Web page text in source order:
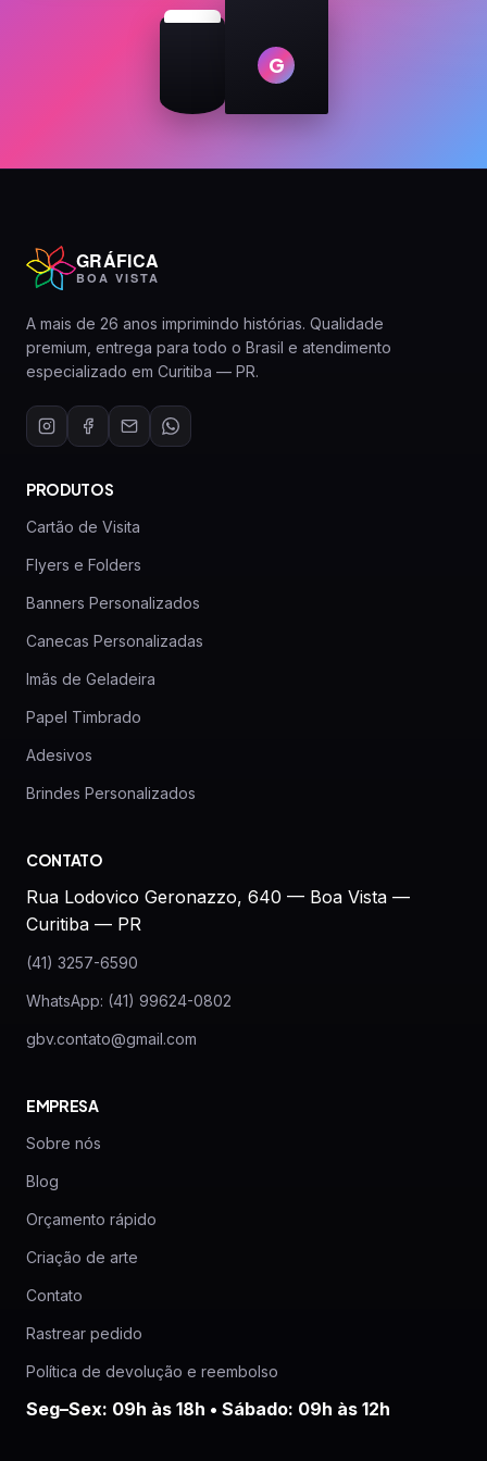
G
GRÁFICA
BOA VISTA
A mais de 26 anos imprimindo histórias. Qualidade
premium, entrega para todo o Brasil e atendimento
especializado em Curitiba — PR.
PRODUTOS
Cartão de Visita
Flyers e Folders
Banners Personalizados
Canecas Personalizadas
Imãs de Geladeira
Papel Timbrado
Adesivos
Brindes Personalizados
CONTATO
Rua Lodovico Geronazzo, 640 — Boa Vista —
Curitiba — PR
(41) 3257-6590
WhatsApp: (41) 99624-0802
gbv.contato@gmail.com
EMPRESA
Sobre nós
Blog
Orçamento rápido
Criação de arte
Contato
Rastrear pedido
Política de devolução e reembolso
Seg–Sex: 09h às 18h • Sábado: 09h às 12h